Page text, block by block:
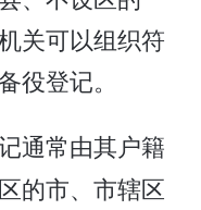
关可以组织符
役登记。
通常由其户籍
的市、市辖区